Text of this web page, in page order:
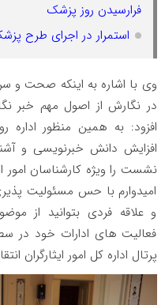
فرارسیدن روز پزشک
استمرار در اجرای طرح
وی با اشاره به اینکه صحت و
در نگارش از اصول مهم خبر
افزود: به همین منظور اداره
افزایش دانش خبرنویسی و
امیدوارم با حس مسئولیت
و علاقه فردی بتوانید از
فعالیت های ادارات خود در
پرتال اداره کل امور ایثارگران